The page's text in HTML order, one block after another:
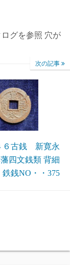
グを参照 穴が
次の記事
６古銭 新寛永
四文銭類 背細
鉄銭NO・・375